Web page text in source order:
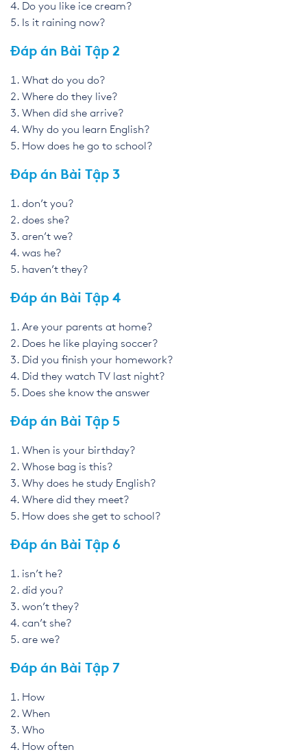
Do you like ice cream?
Is it raining now?
Đáp án Bài Tập 2
What do you do?
Where do they live?
When did she arrive?
Why do you learn English?
How does he go to school?
Đáp án Bài Tập 3
don’t you?
does she?
aren’t we?
was he?
haven’t they?
Đáp án Bài Tập 4
Are your parents at home?
Does he like playing soccer?
Did you finish your homework?
Did they watch TV last night?
Does she know the answer
Đáp án Bài Tập 5
When is your birthday?
Whose bag is this?
Why does he study English?
Where did they meet?
How does she get to school?
Đáp án Bài Tập 6
isn’t he?
did you?
won’t they?
can’t she?
are we?
Đáp án Bài Tập 7
How
When
Who
How often